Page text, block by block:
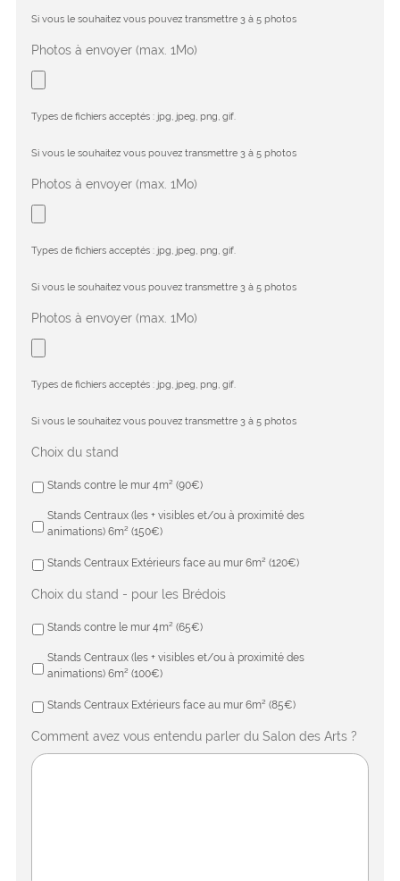
Si vous le souhaitez vous pouvez transmettre 3 à 5 photos
Photos à envoyer (max. 1Mo)
Types de fichiers acceptés : jpg, jpeg, png, gif.
Si vous le souhaitez vous pouvez transmettre 3 à 5 photos
Photos à envoyer (max. 1Mo)
Types de fichiers acceptés : jpg, jpeg, png, gif.
Si vous le souhaitez vous pouvez transmettre 3 à 5 photos
Photos à envoyer (max. 1Mo)
Types de fichiers acceptés : jpg, jpeg, png, gif.
Si vous le souhaitez vous pouvez transmettre 3 à 5 photos
Choix du stand
Stands contre le mur 4m² (90€)
Stands Centraux (les + visibles et/ou à proximité des
animations) 6m² (150€)
Stands Centraux Extérieurs face au mur 6m² (120€)
Choix du stand - pour les Brédois
Stands contre le mur 4m² (65€)
Stands Centraux (les + visibles et/ou à proximité des
animations) 6m² (100€)
Stands Centraux Extérieurs face au mur 6m² (85€)
Comment avez vous entendu parler du Salon des Arts ?